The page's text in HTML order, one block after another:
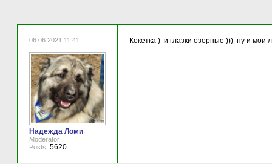
06.06.2021 11:41
Надежда Ломи
Moderator
Posts: 5620
Кокетка ) и глазки озорные ))) ну и мои